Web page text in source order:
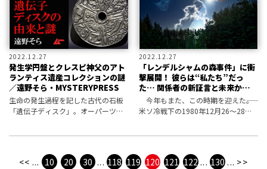
こととは？
が、その背景にはいったい何がある
のか
2022.12.27
発生学円盤とクレスピ神父のアト
ランティス遺産コレクションの謎
／遠野そら・MYSTERYPRESS
生命の発生過程を記した古代の石板
「遺伝子ディスク」。オーパーツと
クレスピ神父との関係とは？
2022.12.27
「レンデルシャムの森事件」に衝
撃展開！ 彼らは“私たち”だっ
た… 関係者の新証言と未来からの
メッセージ
今年もまた、この時期を迎えた――。
米ソ冷戦下の1980年12月26～28日
が届いた。森にやってきたUFO
<< ... 10 20 30 ... 118 119 120 121 122 ... 130 ... >>